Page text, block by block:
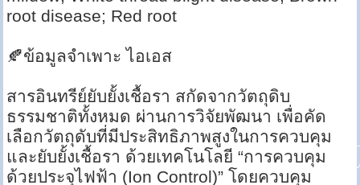
root disease; Red root
🍂ข้อมูลจำเพาะ ไอเอส
สารอินทรีย์ยับยั้งเชื้อรา สกัดจากวัตถุดิบ
ธรรมชาติทั้งหมด ผ่านการวิจัยพัฒนา เพื่อคัด
เลือกวัตถุดับที่มีประสิทธิภาพสูงในการควบคุม
และยับยั้งเชื้อรา ด้วยเทคโนโลยี “การควบคุม
ด้วยประจุไฟฟ้า (Ion Control)” โดยควบคุม